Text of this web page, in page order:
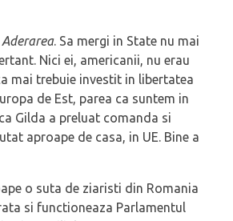
Aderarea. Sa mergi in State nu mai
Nici ei, americanii, nu erau
mai trebuie investit in libertatea
de Est, parea ca suntem in
Gilda a preluat comanda si
aproape de casa, in UE. Bine a
o suta de ziaristi din Romania
si functioneaza Parlamentul